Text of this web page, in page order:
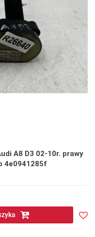
A8 D3 02-10r. prawy
4e0941285f